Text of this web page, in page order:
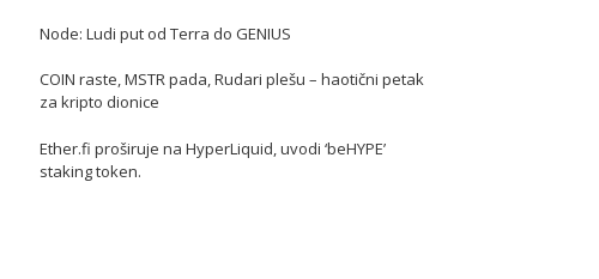
Node: Ludi put od Terra do GENIUS
COIN raste, MSTR pada, Rudari plešu – haotični petak
za kripto dionice
Ether.fi proširuje na HyperLiquid, uvodi ‘beHYPE’
staking token.